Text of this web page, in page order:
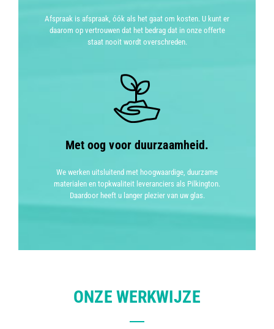
Afspraak is afspraak, óók als het gaat om kosten. U kunt er
daarom op vertrouwen dat het bedrag dat in onze offerte
staat nooit wordt overschreden.
Met oog voor duurzaamheid.
We werken uitsluitend met hoogwaardige, duurzame
materialen en topkwaliteit leveranciers als Pilkington.
Daardoor heeft u langer plezier van uw glas.
ONZE WERKWIJZE